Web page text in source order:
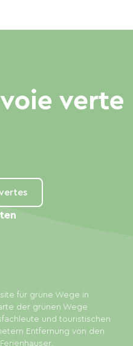
für grüne Wege in
der grünen Wege
und touristischen
Entfernung von den